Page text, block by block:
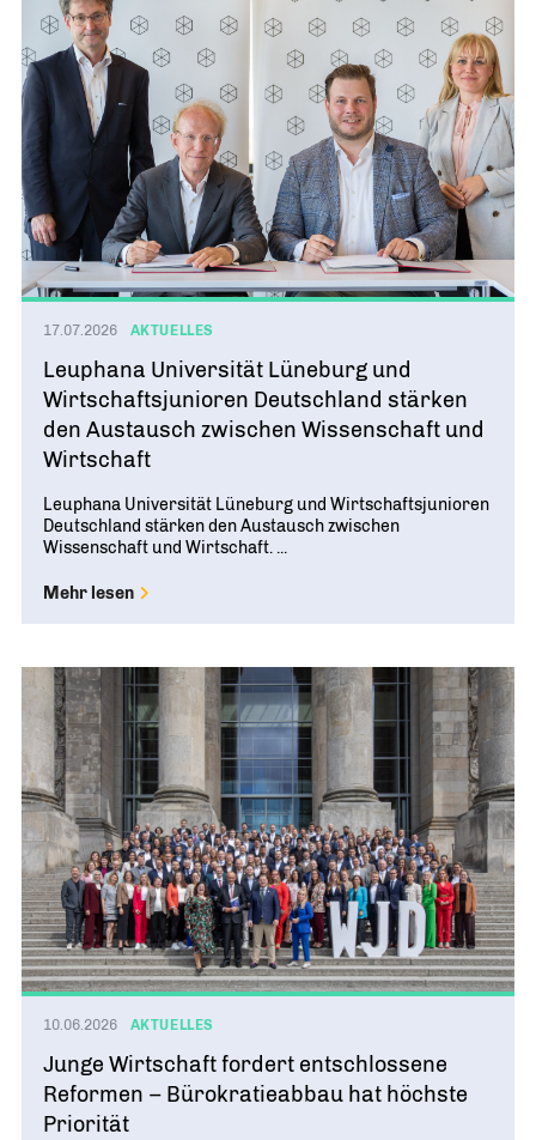
Geschichte
70 JAHRE WJD
Partner
NETZWERKE WELTWEIT
Partner
Deutsche Industrie- und Handelskammer (DIHK)
Junior Chamber International (JCI)
G20 Young Entrepreneurs‘ Alliance
WIRTSCHAFT TRIFFT POLITIK
WJD Training
WJD TRAINING
Ein Tag Azubi
BERUFSEINSTIEG ERLEICHTERN
Wirtschaftswissen im Wettbewerb (w³)
WIRTSCHAFTSQUIZ FÜR SCHÜLER
CYE
CREATIVE YOUNG ENTREPRENEUR
Beruf und Familie
Bildung und Fachkräfte
Energie und Nachhaltigkeit
POSITIONSPAPIERE, BROSCHÜREN
Magazin
DIE JUNGE WIRTSCHAFT
17.07.2026 AKTUELLES
Leuphana Universität Lüneburg und
Wirtschaftsjunioren Deutschland stärken
den Austausch zwischen Wissenschaft und
Wirtschaft
Leuphana Universität Lüneburg und Wirtschaftsjunioren
Deutschland stärken den Austausch zwischen
Wissenschaft und Wirtschaft. ...
Mehr lesen
10.06.2026 AKTUELLES
Junge Wirtschaft fordert entschlossene
Reformen – Bürokratieabbau hat höchste
Priorität